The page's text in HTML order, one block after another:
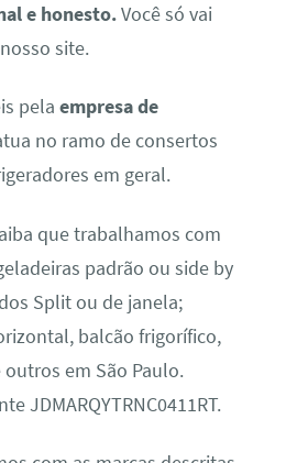
e honesto.Você só vai
site.
pela empresa de
no ramo de consertos
em geral.
que trabalhamos com
padrão ou side by
Split ou de janela;
balcão frigorífico,
em São Paulo.
JDMARQYTRNC0411RT.